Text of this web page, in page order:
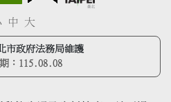
中 大
市政府法務局維護
： 115.08.08